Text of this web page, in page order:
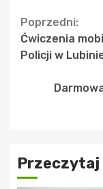
Continue
Reading
Poprzedni:
Ćwiczenia
Policji w
Przeczytaj